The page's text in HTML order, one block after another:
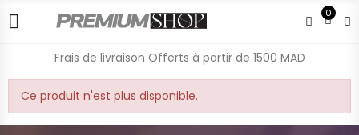
0
Frais de livraison Offerts à partir de 1500 MAD
Ce produit n'est plus disponible.